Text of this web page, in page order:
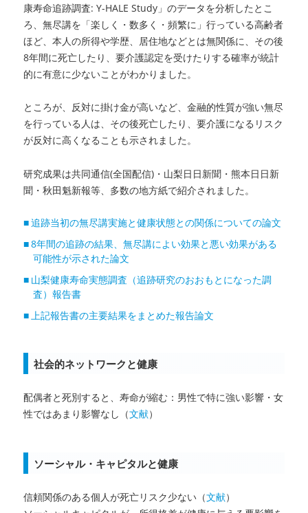
康寿命追跡調査: Y-HALE Study」のデータを分析したとこ
ろ、無尽講を「楽しく・数多く・頻繁に」行っている高齢者
ほど、本人の所得や学歴、居住地などとは無関係に、その後
8年間に死亡したり、要介護認定を受けたりする確率が統計
的に有意に少ないことがわかりました。
ところが、反対に掛け金が高いなど、金融的性質が強い無尽
を行っている人は、その後死亡したり、要介護になるリスク
が反対に高くなることも示されました。
研究成果は共同通信(全国配信)・山梨日日新聞・熊本日日新
聞・秋田魁新報等、多数の地方紙で紹介されました。
追跡当初の無尽講実施と健康状態との関係についての論文
8年間の追跡の結果、無尽講によい効果と悪い効果がある
可能性が示された論文
山梨健康寿命実態調査（追跡研究のおおもとになった調
査）報告書
上記報告書の主要結果をまとめた報告論文
社会的ネットワークと健康
配偶者と死別すると、寿命が縮む：男性で特に強い影響・女
性ではあまり影響なし（文献）
ソーシャル・キャピタルと健康
信頼関係のある個人が死亡リスク少ない（文献）